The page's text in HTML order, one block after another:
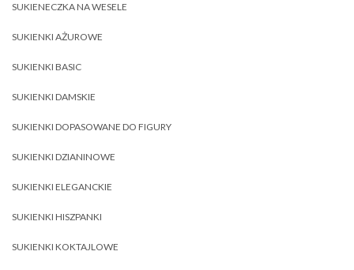
SUKIENECZKA NA WESELE
SUKIENKI AŻUROWE
SUKIENKI BASIC
SUKIENKI DAMSKIE
SUKIENKI DOPASOWANE DO FIGURY
SUKIENKI DZIANINOWE
SUKIENKI ELEGANCKIE
SUKIENKI HISZPANKI
SUKIENKI KOKTAJLOWE